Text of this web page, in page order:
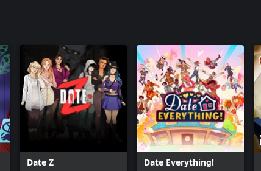
Date Z Date Everything!